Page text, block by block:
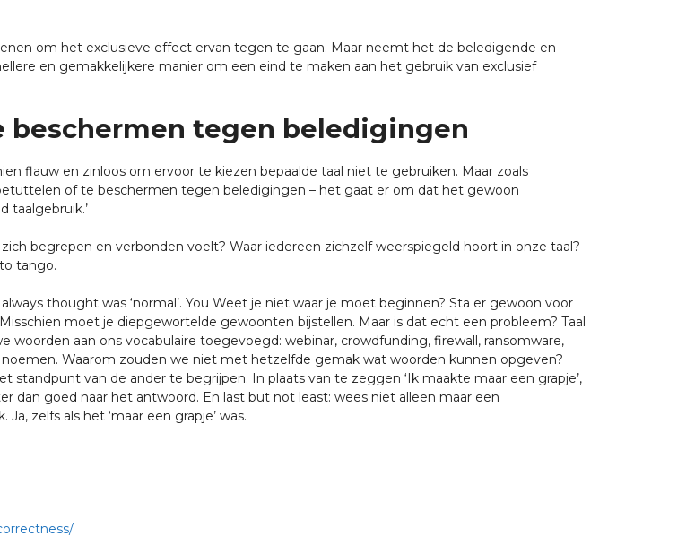
om het exclusieve effect ervan tegen te gaan. Maar neemt het de beledigende en
en gemakkelijkere manier om een eind te maken aan het gebruik van exclusief
beschermen tegen beledigingen
flauw en zinloos om ervoor te kiezen bepaalde taal niet te gebruiken. Maar zoals
of te beschermen tegen beledigingen – het gaat er om dat het gewoon
taalgebruik.’
begrepen en verbonden voelt? Waar iedereen zichzelf weerspiegeld hoort in onze taal?
tango.
thought was ‘normal’. You Weet je niet waar je moet beginnen? Sta er gewoon voor
moet je diepgewortelde gewoonten bijstellen. Maar is dat echt een probleem? Taal
aan ons vocabulaire toegevoegd: webinar, crowdfunding, firewall, ransomware,
Waarom zouden we niet met hetzelfde gemak wat woorden kunnen opgeven?
van de ander te begrijpen. In plaats van te zeggen ‘Ik maakte maar een grapje’,
dan goed naar het antwoord. En last but not least: wees niet alleen maar een
zelfs als het ‘maar een grapje’ was.